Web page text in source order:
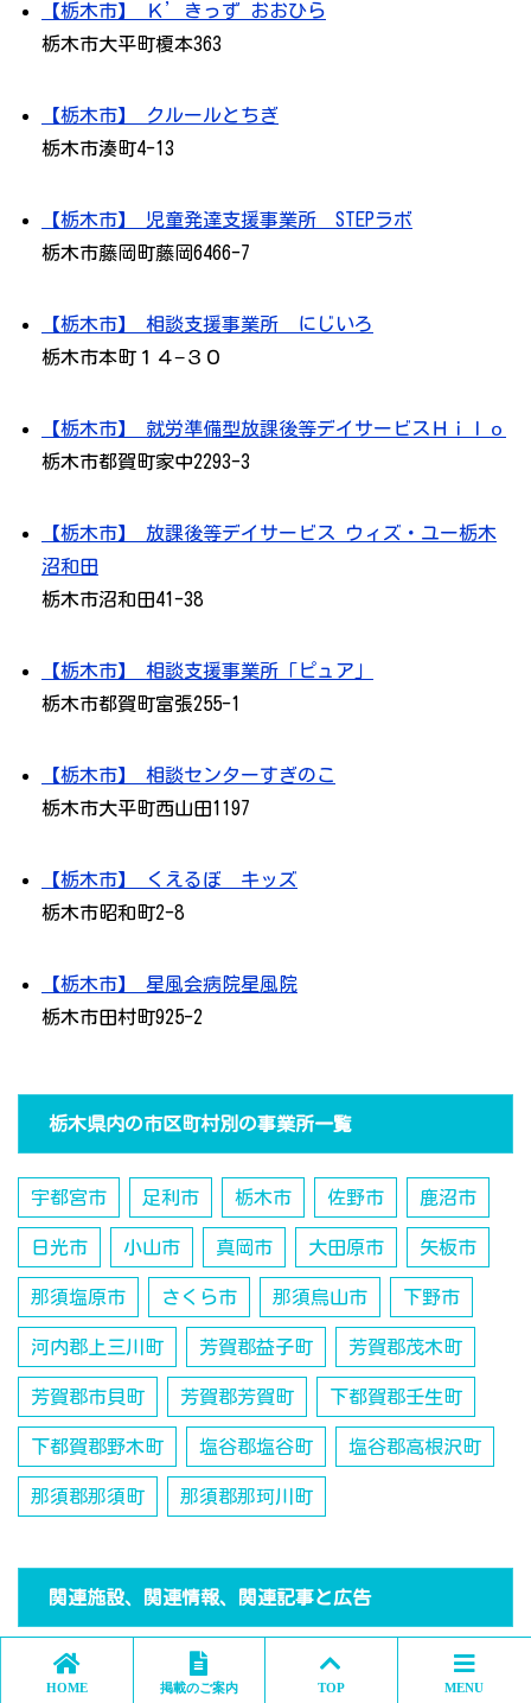
【栃木市】 Ｋ’きっず おおひら
栃木市大平町榎本363
【栃木市】 クルールとちぎ
栃木市湊町4-13
【栃木市】 児童発達支援事業所 STEPラボ
栃木市藤岡町藤岡6466-7
【栃木市】 相談支援事業所 にじいろ
栃木市本町１４−３０
【栃木市】 就労準備型放課後等デイサービスＨｉｌｏ
栃木市都賀町家中2293-3
【栃木市】 放課後等デイサービス ウィズ・ユー栃木
沼和田
栃木市沼和田41-38
【栃木市】 相談支援事業所「ピュア」
栃木市都賀町富張255-1
【栃木市】 相談センターすぎのこ
栃木市大平町西山田1197
【栃木市】 くえるぼ キッズ
栃木市昭和町2-8
【栃木市】 星風会病院星風院
栃木市田村町925-2
栃木県内の市区町村別の事業所一覧
宇都宮市 足利市 栃木市 佐野市 鹿沼市
日光市 小山市 真岡市 大田原市 矢板市
那須塩原市 さくら市 那須烏山市 下野市
河内郡上三川町 芳賀郡益子町 芳賀郡茂木町
芳賀郡市貝町 芳賀郡芳賀町 下都賀郡壬生町
下都賀郡野木町 塩谷郡塩谷町 塩谷郡高根沢町
那須郡那須町 那須郡那珂川町
関連施設、関連情報、関連記事と広告
HOME 掲載のご案内 TOP MENU